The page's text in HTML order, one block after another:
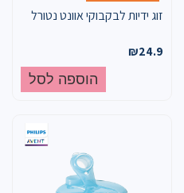
זוג ידיות לבקבוקי אוונט נטורל
₪24.9
הוספה לסל